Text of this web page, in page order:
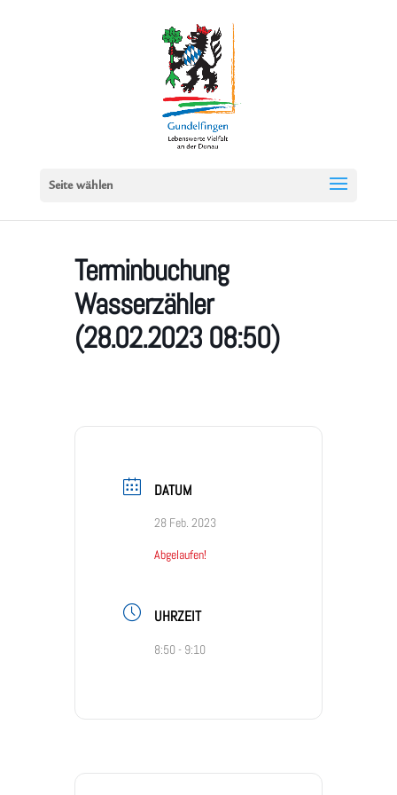
Seite wählen
Terminbuchung
Wasserzähler
(28.02.2023 08:50)
DATUM
28 Feb. 2023
Abgelaufen!
UHRZEIT
8:50 - 9:10